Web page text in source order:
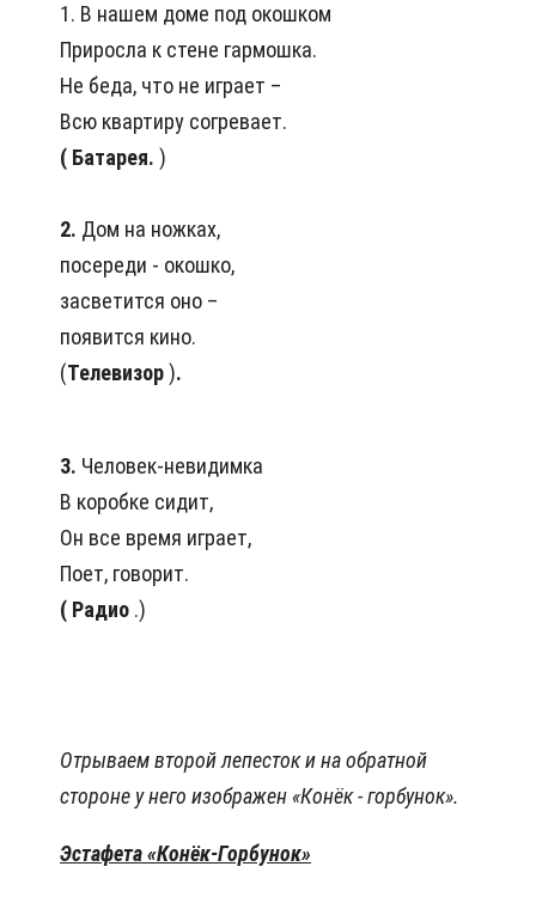
1. В нашем доме под окошком
Приросла к стене гармошка.
Не беда, что не играет –
Всю квартиру согревает.
( Батарея. )
2. Дом на ножках,
посереди - окошко,
засветится оно –
появится кино.
(Телевизор).
3. Человек-невидимка
В коробке сидит,
Он все время играет,
Поет, говорит.
( Радио .)
Отрываем второй лепесток и на обратной
стороне у него изображен «Конёк - горбунок».
Эстафета «Конёк-Горбунок»